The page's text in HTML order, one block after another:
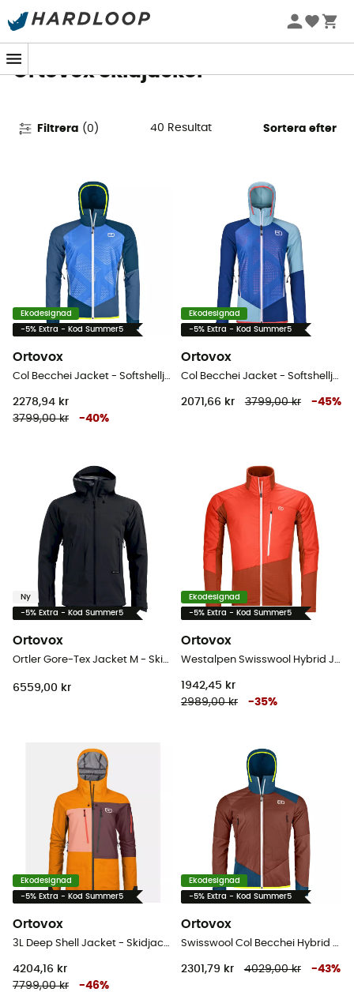
Sommarerbjudanden 🔥 -5 % EXTRA vid köp av 2 produkter*
Ortovox Skidjackor
Filtrera (0 ) 40 Resultat Sortera efter
Ekodesignad
-5% Extra - Kod Summer5
Ortovox
Col Becchei Jacket - Softshelljacka - Herr
2278,94 kr
3799,00 kr
-40%
Ekodesignad
-5% Extra - Kod Summer5
Ortovox
Col Becchei Jacket - Softshelljacka - Dam
2071,66 kr 3799,00 kr -45%
Ny
-5% Extra - Kod Summer5
Ortovox
Ortler Gore-Tex Jacket M - Skidjacka - Herr
6559,00 kr
Ekodesignad
-5% Extra - Kod Summer5
Ortovox
Westalpen Swisswool Hybrid Jacket - Hybridjackor - Herr
1942,45 kr
2989,00 kr
-35%
Ekodesignad
-5% Extra - Kod Summer5
Ortovox
3L Deep Shell Jacket - Skidjacka Dam
4204,16 kr
7799,00 kr
-46%
Ekodesignad
-5% Extra - Kod Summer5
Ortovox
Swisswool Col Becchei Hybrid Jacket - Softshelljacka - Herr
2301,79 kr 4029,00 kr -43%